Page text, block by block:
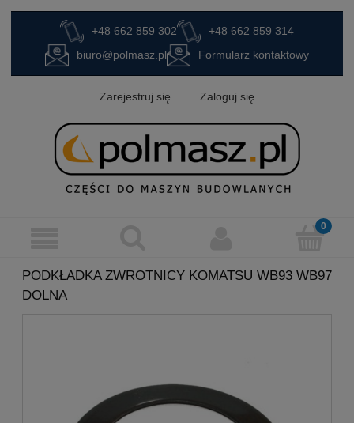
+48 662 859 302
+48 662 859 314
biuro@polmasz.pl
Formularz kontaktowy
Zarejestruj się Zaloguj się
PODKŁADKA ZWROTNICY KOMATSU WB93 WB97
DOLNA